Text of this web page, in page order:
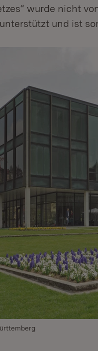
wurde nicht
und ist